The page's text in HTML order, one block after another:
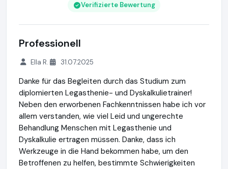
Verifizierte Bewertung
Professionell
Ella R. 31.07.2025
Danke für das Begleiten durch das Studium zum
diplomierten Legasthenie- und Dyskalkulietrainer!
Neben den erworbenen Fachkenntnissen habe ich vor
allem verstanden, wie viel Leid und ungerechte
Behandlung Menschen mit Legasthenie und
Dyskalkulie ertragen müssen. Danke, dass ich
Werkzeuge in die Hand bekommen habe, um den
Betroffenen zu helfen, bestimmte Schwierigkeiten